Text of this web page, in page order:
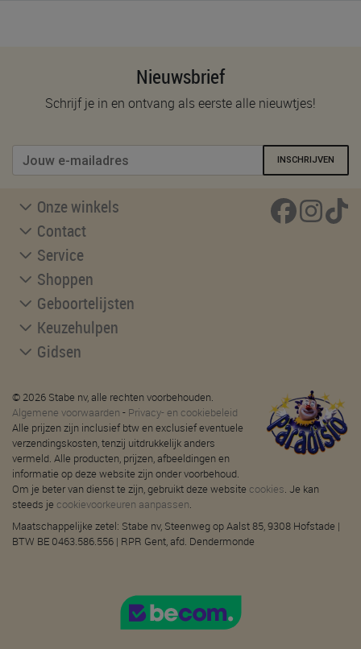
Nieuwsbrief
Schrijf je in en ontvang als eerste alle nieuwtjes!
INSCHRIJVEN
Onze winkels
Contact
Service
Shoppen
Geboortelijsten
Keuzehulpen
Gidsen
© 2026 Stabe nv, alle rechten voorbehouden.
Algemene voorwaarden - Privacy- en cookiebeleid
Alle prijzen zijn inclusief btw en exclusief eventuele
verzendingskosten, tenzij uitdrukkelijk anders
vermeld. Alle producten, prijzen, afbeeldingen en
informatie op deze website zijn onder voorbehoud.
Om je beter van dienst te zijn, gebruikt deze website cookies. Je kan
steeds je cookievoorkeuren aanpassen.
Maatschappelijke zetel: Stabe nv, Steenweg op Aalst 85, 9308 Hofstade |
BTW BE 0463.586.556 | RPR Gent, afd. Dendermonde